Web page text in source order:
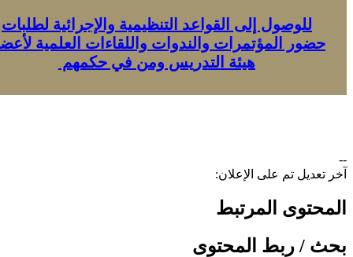
للوصول إلى القواعد التنظيمية والإجرائية لطلبات
المؤتمرات والندوات ​واللقاءات العلمية لأعضاء
هيئة التدريس ومن في حكمهم ​
تم على الإعلان:
المرتبط
/ ربط المحتوى